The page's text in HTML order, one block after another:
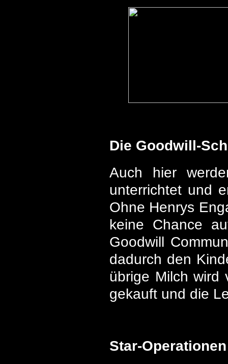
Die Goodwill-
Auch hier
unterrichtet und
Ohne Henrys
keine Chance
Goodwill
dadurch den
übrige Milch wird
gekauft und die
Star-Operationen